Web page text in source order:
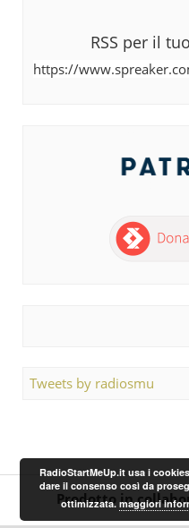
RSS per il
https://
Tweets by radiosmu
Prodotto in
RadioStartMeUp.it usa i
dare il consenso così da
ottimizzata. maggiori